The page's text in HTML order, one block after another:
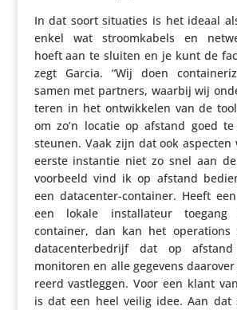
In dat soort situaties is het ideaal
enkel wat stroom­ka­bels en
hoeft aan te sluiten en je kunt de
zegt Garcia. “Wij doen
samen met partners, waarbij wij
teren in het ontwik­kelen van de
om zo’n locatie op afstand goed
steunen. Vaak zijn dat ook aspecten
eerste instantie niet zo snel aan
voorbeeld vind ik op afstand
een data­center-container. Heeft
een lokale instal­la­teur
container, dan kan het opera­tions
data­cen­ter­be­drijf dat op
monitoren en alle gegevens
reerd vast­leggen. Voor een klant
is dat een heel veilig idee. Aan dat